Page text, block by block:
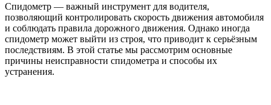
Спидометр — важный инструмент для водителя,
позволяющий контролировать скорость движения автомобиля
и соблюдать правила дорожного движения. Однако иногда
спидометр может выйти из строя, что приводит к серьёзным
последствиям. В этой статье мы рассмотрим основные
причины неисправности спидометра и способы их
устранения.